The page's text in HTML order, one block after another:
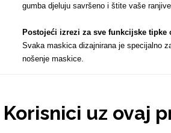
gumba djeluju savršeno i štite vaše
Postojeći izrezi za sve funkcijske tipke
Svaka maskica dizajnirana je specijalno
nošenje maskice.
Korisnici uz ovaj
Cirkus